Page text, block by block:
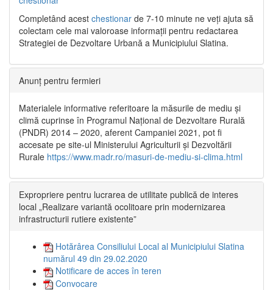
Completând acest chestionar de 7-10 minute ne veți ajuta să
colectam cele mai valoroase informații pentru redactarea
Strategiei de Dezvoltare Urbană a Municipiului Slatina.
Anunț pentru fermieri
Materialele informative referitoare la măsurile de mediu și
climă cuprinse în Programul Național de Dezvoltare Rurală
(PNDR) 2014 – 2020, aferent Campaniei 2021, pot fi
accesate pe site-ul Ministerului Agriculturii și Dezvoltării
Rurale https://www.madr.ro/masuri-de-mediu-si-clima.html
Expropriere pentru lucrarea de utilitate publică de interes
local „Realizare variantă ocolitoare prin modernizarea
infrastructurii rutiere existente”
Hotărârea Consiliului Local al Municipiului Slatina
numărul 49 din 29.02.2020
Notificare de acces în teren
Convocare